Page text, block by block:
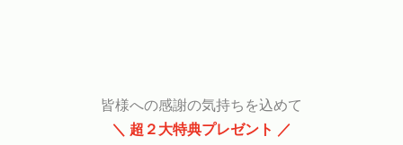
皆様への感謝の気持ちを込めて
＼ 超２大特典プレゼント ／